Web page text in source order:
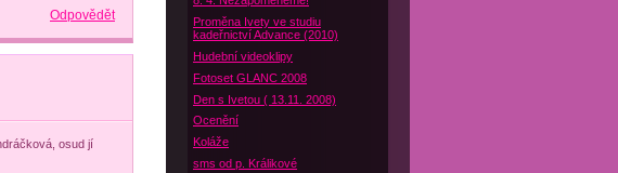
Odpovědět
osud jí
Proměna Ivety ve studiu
kadeřnictví Advance (2010)
Hudební videoklipy
Fotoset GLANC 2008
Den s Ivetou ( 13.11. 2008)
Ocenění
Koláže
sms od p. Králikové